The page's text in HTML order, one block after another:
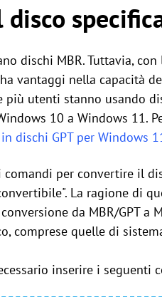
disco
dischi MBR. Tuttavia,
ha vantaggi nella
utenti stanno usando
10 a Windows 11.
dischi GPT per Windows
per convertire il
La ragione di
da MBR/GPT a
comprese quelle di
inserire i seguenti